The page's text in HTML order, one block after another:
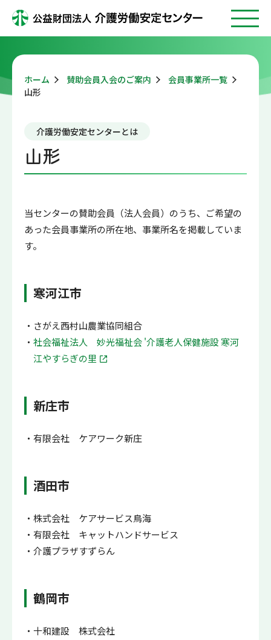
ホーム 賛助会員入会のご案内
会員事業所一覧
山形
介護労働安定センターとは
山形
当センターの賛助会員（法人会員）のうち、ご希望の
あった会員事業所の所在地、事業所名を掲載していま
す。
寒河江市
さがえ西村山農業協同組合
社会福祉法人 妙光福祉会 '介護老人保健施設 寒河
江やすらぎの里
新庄市
有限会社 ケアワーク新庄
酒田市
株式会社 ケアサービス鳥海
有限会社 キャットハンドサービス
介護プラザすずらん
鶴岡市
十和建設 株式会社